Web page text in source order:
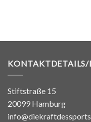
KONTAKTDETAILS/
Stiftstraße 15
20099 Hamburg